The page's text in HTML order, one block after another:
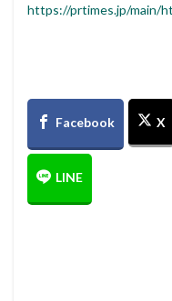
https://prtimes.jp/main/